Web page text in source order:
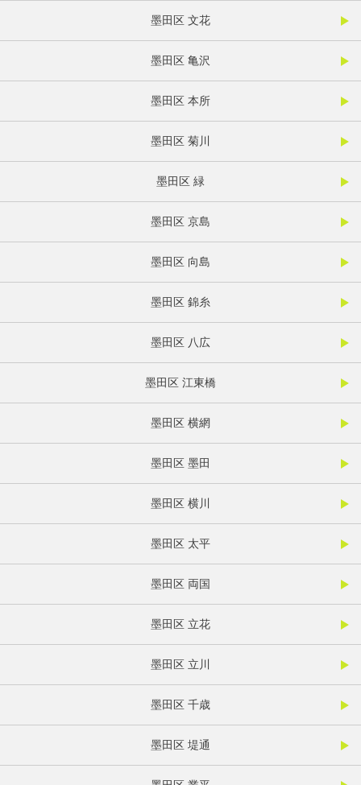
墨田区 文花
墨田区 亀沢
墨田区 本所
墨田区 菊川
墨田区 緑
墨田区 京島
墨田区 向島
墨田区 錦糸
墨田区 八広
墨田区 江東橋
墨田区 横網
墨田区 墨田
墨田区 横川
墨田区 太平
墨田区 両国
墨田区 立花
墨田区 立川
墨田区 千歳
墨田区 堤通